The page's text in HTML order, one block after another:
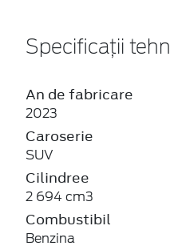
Specificații
An de fabricare
2023
Caroserie
SUV
Cilindree
2 694 cm3
Combustibil
Benzina